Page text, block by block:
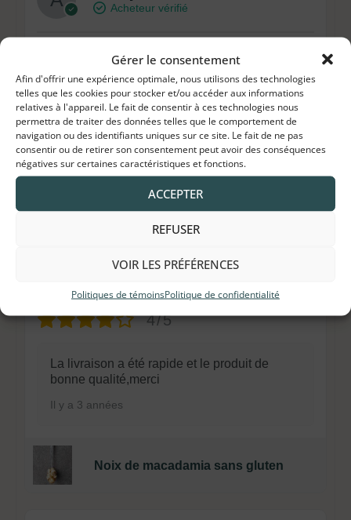
Gérer le consentement
Afin d'offrir une expérience optimale, nous utilisons des technologies
telles que les cookies pour stocker et/ou accéder aux informations
relatives à l'appareil. Le fait de consentir à ces technologies nous
permettra de traiter des données telles que le comportement de
navigation ou des identifiants uniques sur ce site. Le fait de ne pas
consentir ou de retirer son consentement peut avoir des conséquences
négatives sur certaines caractéristiques et fonctions.
ACCEPTER
REFUSER
VOIR LES PRÉFÉRENCES
Politiques de témoinsPolitique de confidentialité
Acheteur vérifié
4/5
bonne qualité du produit et livraison rapide
Il y a 3 années
Louise Emond
Acheteur vérifié
4/5
La livraison a été rapide et le produit de
bonne qualité,merci
Il y a 3 années
Noix de macadamia sans gluten